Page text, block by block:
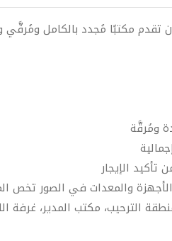
ومُرقَّة
تأكيد الإيجار
والمعدات في الصور تخص
الترحيب، مكتب المدير، غرفة